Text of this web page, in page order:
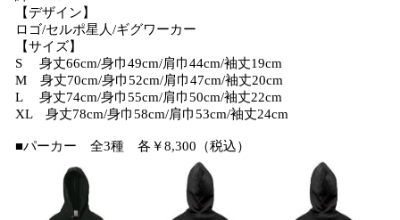
【デザイン】
ロゴ/セルポ星人/ギグワーカー
【サイズ】
S 身丈66cm/身巾49cm/肩巾44cm/袖丈19cm
M 身丈70cm/身巾52cm/肩巾47cm/袖丈20cm
L 身丈74cm/身巾55cm/肩巾50cm/袖丈22cm
XL 身丈78cm/身巾58cm/肩巾53cm/袖丈24cm
■パーカー 全3種 各￥8,300（税込）